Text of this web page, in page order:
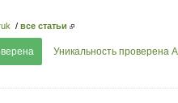
/ все статьи
Уникальность проверена